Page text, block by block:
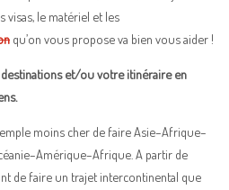
visas, le matériel et les
qu’on vous propose va bien vous aider !
et/ou votre itinéraire en
moins cher de faire Asie–Afrique–
A partir de
de faire un trajet intercontinental que